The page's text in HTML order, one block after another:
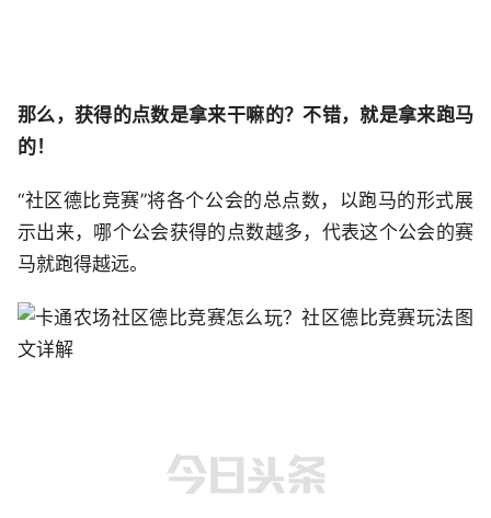
那么，获得的点数是拿来干嘛的？不错，就是拿来跑马
的！
“社区德比竞赛”将各个公会的总点数，以跑马的形式展
示出来，哪个公会获得的点数越多，代表这个公会的赛
马就跑得越远。